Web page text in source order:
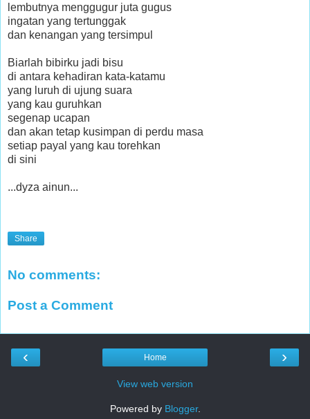
lembutnya menggugur juta gugus
ingatan yang tertunggak
dan kenangan yang tersimpul
Biarlah bibirku jadi bisu
di antara kehadiran kata-katamu
yang luruh di ujung suara
yang kau guruhkan
segenap ucapan
dan akan tetap kusimpan di perdu masa
setiap payal yang kau torehkan
di sini
...dyza ainun...
Share
No comments:
Post a Comment
‹ ›
Home
View web version
Powered by Blogger.